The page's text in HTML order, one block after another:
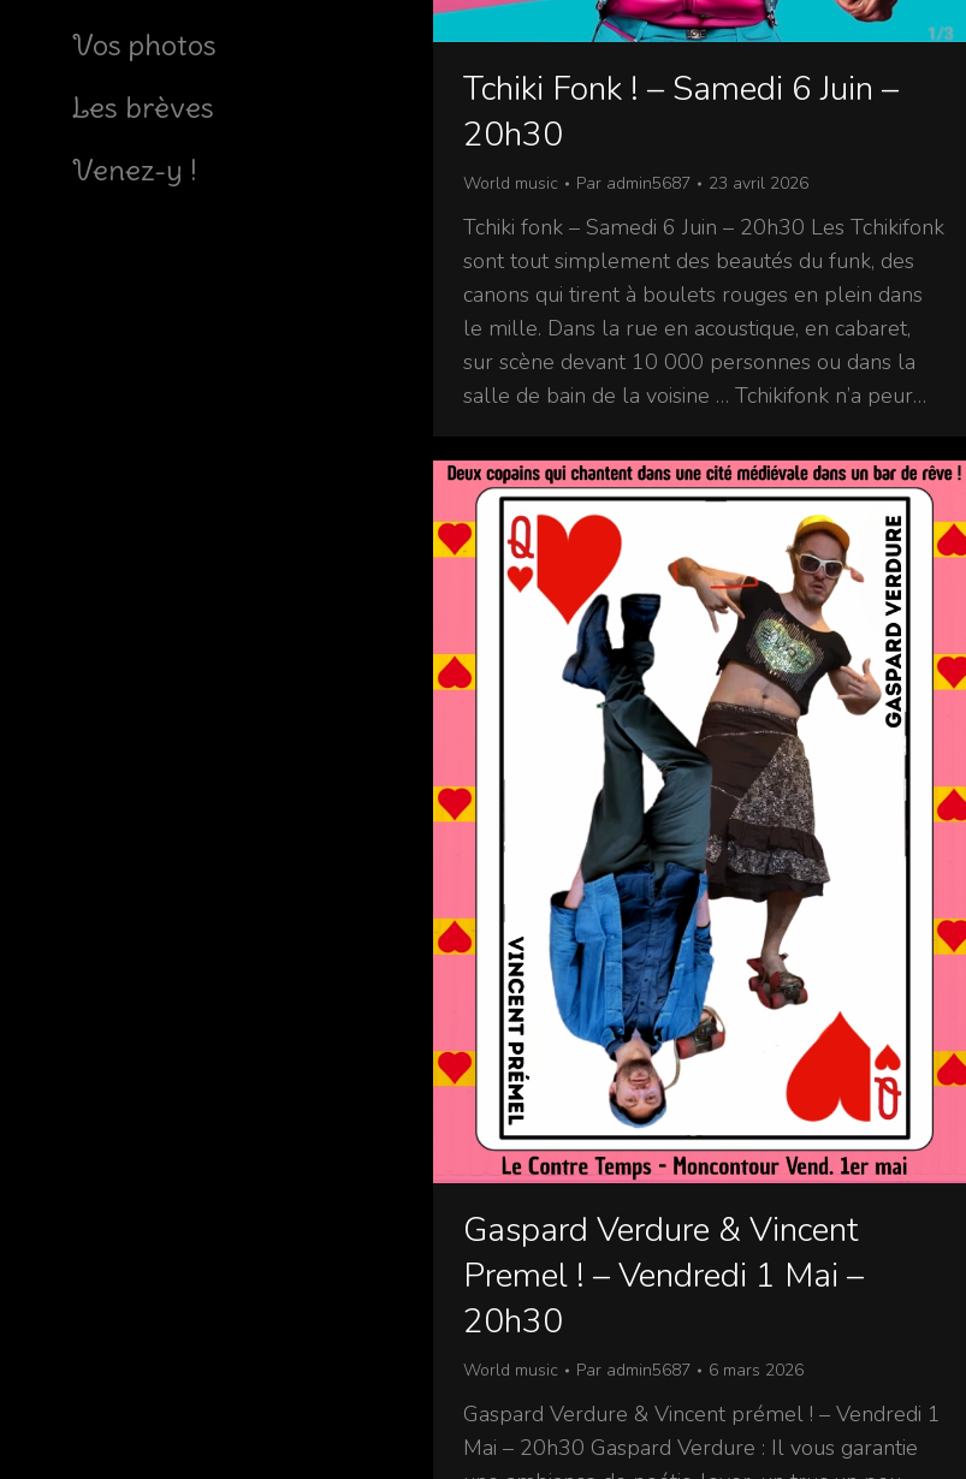
Vos photos
Les brèves
Venez-y !
Tchiki Fonk ! – Samedi 6 Juin –
20h30
World music Par admin5687 23 avril 2026
Tchiki fonk – Samedi 6 Juin – 20h30 Les Tchikifonk
sont tout simplement des beautés du funk, des
canons qui tirent à boulets rouges en plein dans
le mille. Dans la rue en acoustique, en cabaret,
sur scène devant 10 000 personnes ou dans la
salle de bain de la voisine … Tchikifonk n’a peur…
Gaspard Verdure & Vincent
Premel ! – Vendredi 1 Mai –
20h30
World music Par admin5687 6 mars 2026
Gaspard Verdure & Vincent prémel ! – Vendredi 1
Mai – 20h30 Gaspard Verdure : Il vous garantie